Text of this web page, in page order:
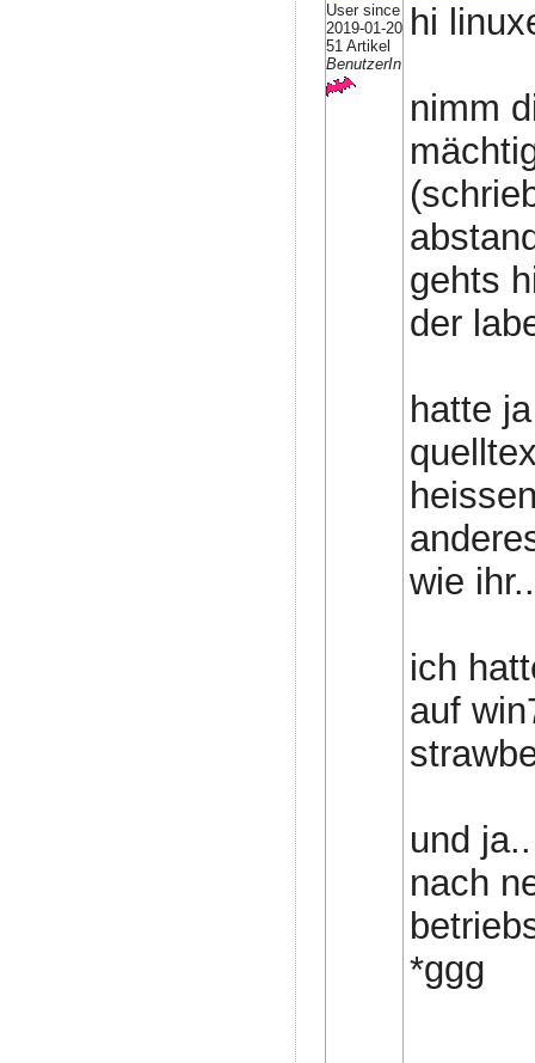
User since
2019-01-20
51 Artikel
BenutzerIn
hi
nimm
gehts
der
hatte
wie ihr..
ich
auf
und
nach
*ggg